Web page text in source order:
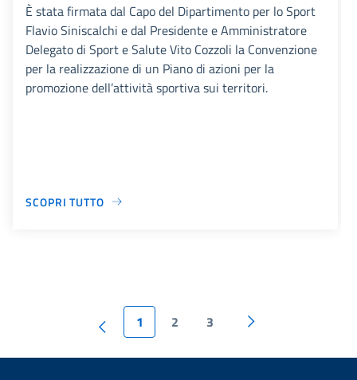
È stata firmata dal Capo del Dipartimento per lo Sport
Flavio Siniscalchi e dal Presidente e Amministratore
Delegato di Sport e Salute Vito Cozzoli la Convenzione
per la realizzazione di un Piano di azioni per la
promozione dell’attività sportiva sui territori.
SCOPRI TUTTO
1 2 3